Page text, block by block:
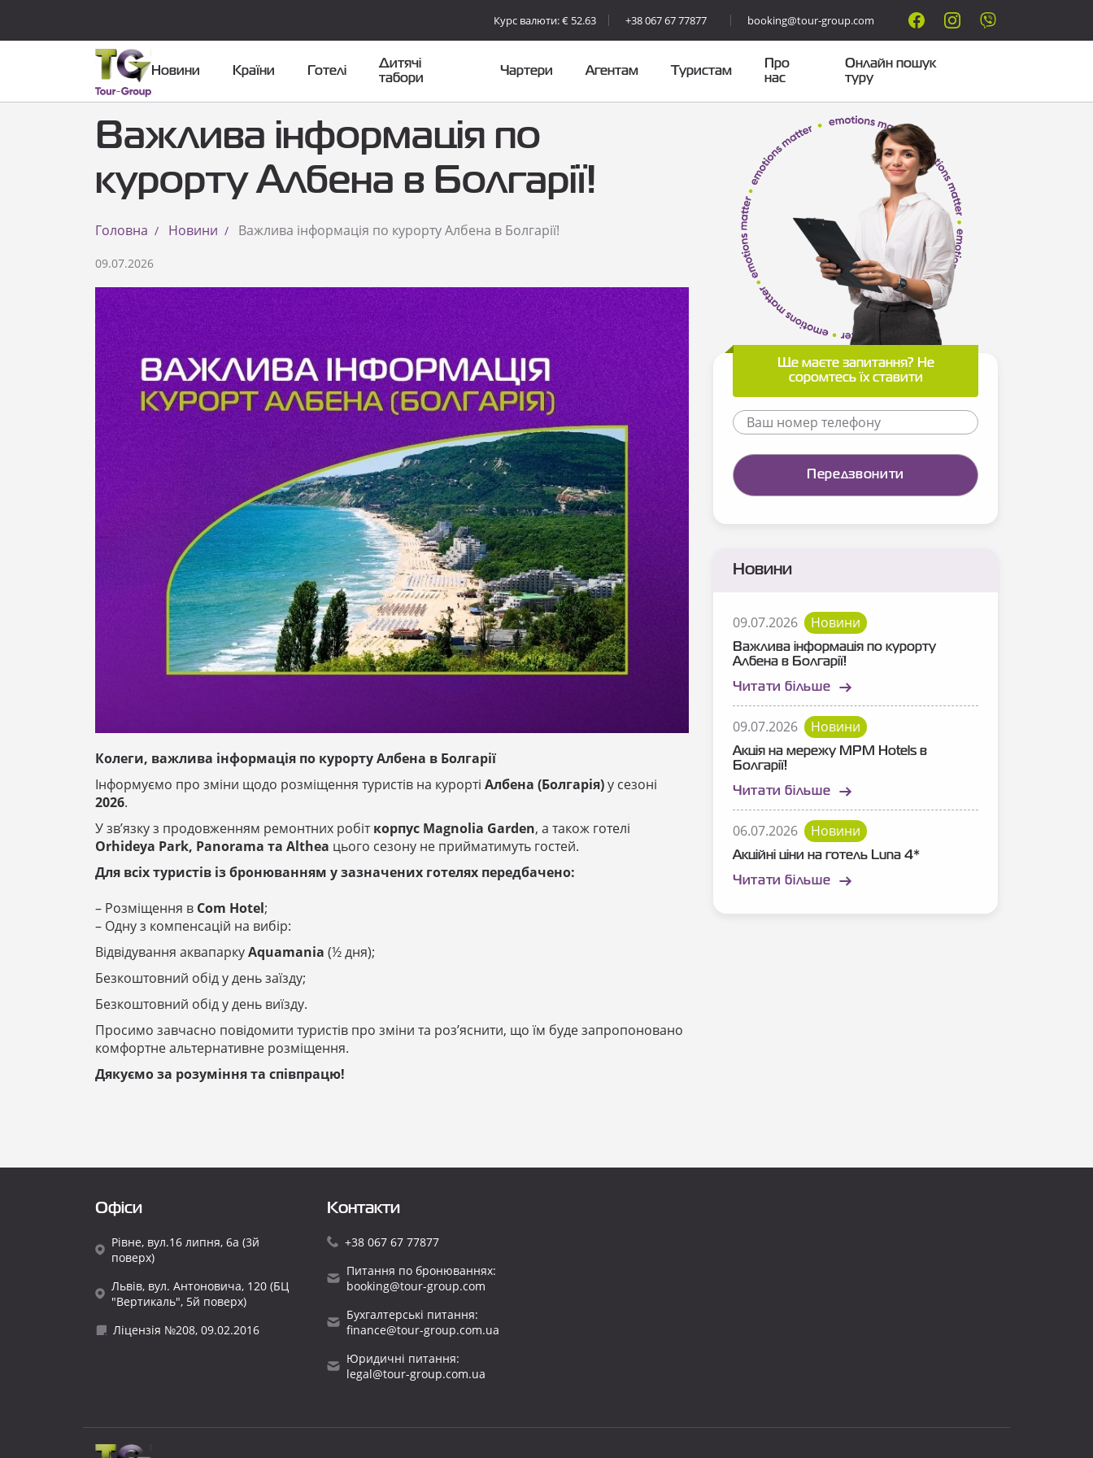
Курс валюти: € 52.63 +38 067 67 77877 booking@tour-group.com
Новини Країни Готелі
Дитячі
табори
Чартери Агентам Туристам
Про
нас
Онлайн пошук
туру
Важлива інформація по
курорту Албена в Болгарії!
Головна Новини Важлива інформація по курорту Албена в Болгарії!
09.07.2026
Колеги, важлива інформація по курорту Албена в Болгарії
Інформуємо про зміни щодо розміщення туристів на курорті Албена (Болгарія)у сезоні
2026.
У зв’язку з продовженням ремонтних робіткорпус Magnolia Garden, а також готелі
Orhideya Park, Panorama та Althea цього сезону не прийматимуть гостей.
Для всіх туристів із бронюванням у зазначених готелях передбачено:
– Розміщення в Com Hotel;
– Одну з компенсацій на вибір:
Відвідування аквапаркуAquamania (½ дня);
Безкоштовний обід у день заїзду;
Безкоштовний обід у день виїзду.
Просимо завчасно повідомити туристів про зміни та роз’яснити, що їм буде запропоновано
комфортне альтернативне розміщення.
Дякуємо за розуміння та співпрацю!
Ще маєте запитання? Не
соромтесь їх ставити
Новини
09.07.2026 Новини
Важлива інформація по курорту
Албена в Болгарії!
Читати більше
09.07.2026 Новини
Акція на мережу MPM Hotels в
Болгарії!
Читати більше
06.07.2026 Новини
Акційні ціни на готель Luna 4*
Читати більше
Офіси
Рівне, вул.16 липня, 6а (3й
поверх)
Львів, вул. Антоновича, 120 (БЦ
"Вертикаль", 5й поверх)
Ліцензія №208, 09.02.2016
Контакти
+38 067 67 77877
Питання по бронюваннях:
booking@tour-group.com
Бухгалтерські питання:
finance@tour-group.com.ua
Юридичні питання:
legal@tour-group.com.ua